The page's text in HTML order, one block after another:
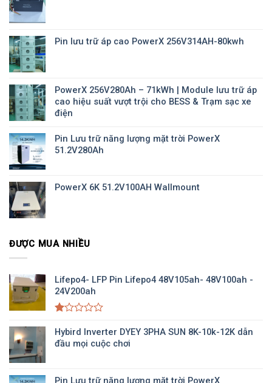
Pin lưu trữ áp cao PowerX 256V314AH-80kwh
PowerX 256V280Ah – 71kWh | Module lưu trữ áp
cao hiệu suất vượt trội cho BESS & Trạm sạc xe
điện
Pin Lưu trữ năng lượng mặt trời PowerX
51.2V280Ah
PowerX 6K 51.2V100AH Wallmount
ĐƯỢC MUA NHIỀU
Lifepo4- LFP Pin Lifepo4 48V105ah- 48V100ah -
24V200ah
xếp
hạng
Hybird Inverter DYEY 3PHA SUN 8K-10k-12K dẫn
đầu mọi cuộc chơi
Pin Lưu trữ năng lượng mặt trời PowerX